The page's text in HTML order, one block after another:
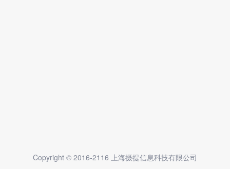
Copyright © 2016-2116 上海摄提信息科技有限公司